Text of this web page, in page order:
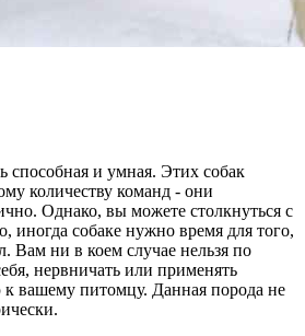
способная и умная. Этих собак
количеству команд - они
Однако, вы можете столкнуться с
иногда собаке нужно время для того,
Вам ни в коем случае нельзя по
нервничать или применять
вашему питомцу. Данная порода не